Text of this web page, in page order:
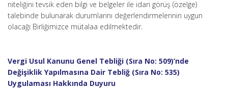
niteliğini tevsik eden bilgi ve belgeler ile idari görüş (özelge)
talebinde bulunarak durumlarını değerlendirmelerinin uygun
olacağı Birliğimizce mütalaa edilmektedir.
Vergi Usul Kanunu Genel Tebliği (Sıra No: 509)’nde
Değişiklik Yapılmasına Dair Tebliğ (Sıra No: 535)
Uygulaması Hakkında Duyuru